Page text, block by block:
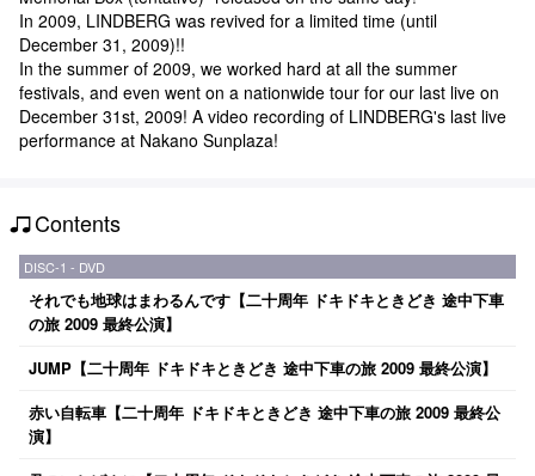
In 2009, LINDBERG was revived for a limited time (until
December 31, 2009)!!
In the summer of 2009, we worked hard at all the summer
festivals, and even went on a nationwide tour for our last live on
December 31st, 2009! A video recording of LINDBERG's last live
performance at Nakano Sunplaza!
Contents
DISC-1 - DVD
それでも地球はまわるんです【二十周年 ドキドキときどき 途中下車
の旅 2009 最終公演】
JUMP【二十周年 ドキドキときどき 途中下車の旅 2009 最終公演】
赤い自転車【二十周年 ドキドキときどき 途中下車の旅 2009 最終公
演】